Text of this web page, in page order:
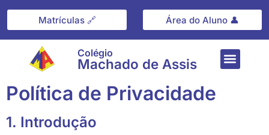
Matrículas 🔗 Área do Aluno 👤
Colégio
Machado de Assis
Política de Privacidade
1. Introdução